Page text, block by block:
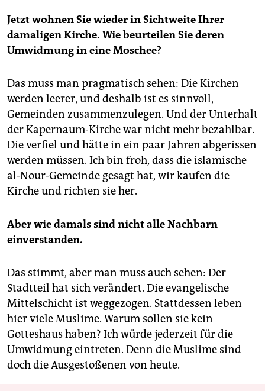
Jetzt wohnen Sie wieder in Sichtweite Ihrer
damaligen Kirche. Wie beurteilen Sie deren
Umwidmung in eine Moschee?
Das muss man pragmatisch sehen: Die Kirchen
werden leerer, und deshalb ist es sinnvoll,
Gemeinden zusammenzulegen. Und der Unterhalt
der Kapernaum-Kirche war nicht mehr bezahlbar.
Die verfiel und hätte in ein paar Jahren abgerissen
werden müssen. Ich bin froh, dass die islamische
al-Nour-Gemeinde gesagt hat, wir kaufen die
Kirche und richten sie her.
Aber wie damals sind nicht alle Nachbarn
einverstanden.
Das stimmt, aber man muss auch sehen: Der
Stadtteil hat sich verändert. Die evangelische
Mittelschicht ist weggezogen. Stattdessen leben
hier viele Muslime. Warum sollen sie kein
Gotteshaus haben? Ich würde jederzeit für die
Umwidmung eintreten. Denn die Muslime sind
doch die Ausgestoßenen von heute.